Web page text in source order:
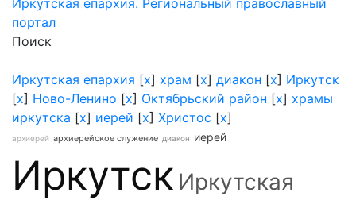
Иркутская епархия. Региональный православный
портал
Поиск
Иркутская епархия [x] храм [x] диакон [x] Иркутск
[x] Ново-Ленино [x] Октябрьский район [x] храмы
иркутска [x] иерей [x] Христос [x]
архиерей архиерейское служение диакон иерей
Иркутск Иркутская